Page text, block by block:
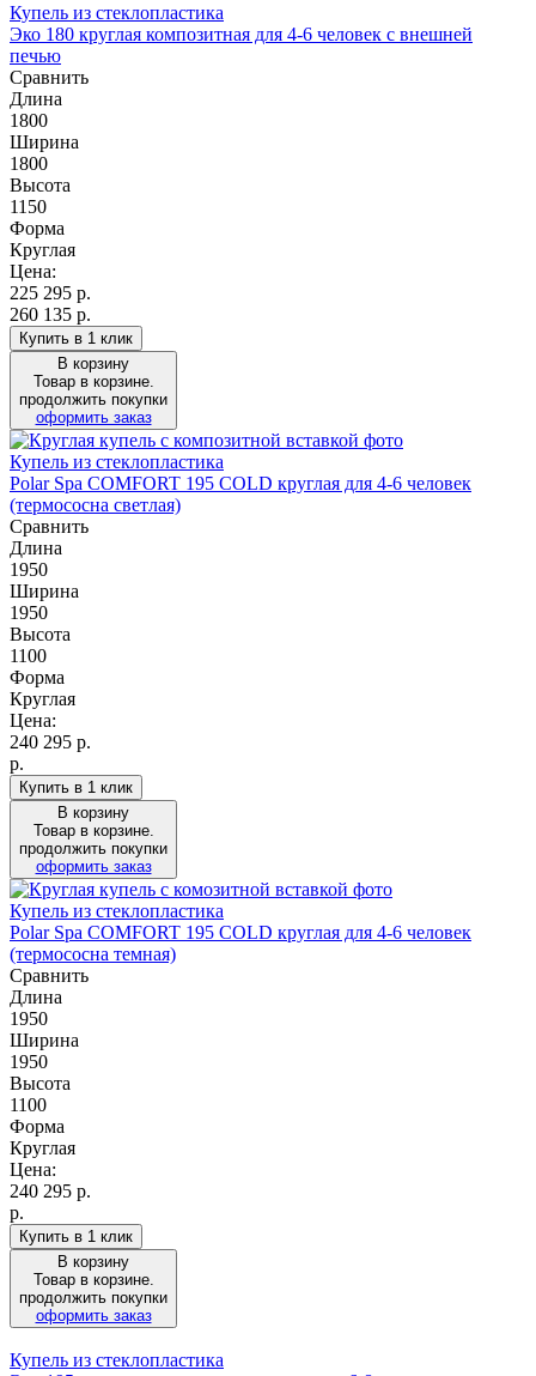
Купель из стеклопластика
Эко 180 круглая композитная для 4-6 человек с внешней
печью
Сравнить
Длина
1800
Ширина
1800
Высота
1150
Форма
Круглая
Цена:
225 295 р.
260 135 р.
Купить в 1 клик
В корзину
Товар в корзине.
продолжить покупки
оформить заказ
Купель из стеклопластика
Polar Spa COMFORT 195 COLD круглая для 4-6 человек
(термососна светлая)
Сравнить
Длина
1950
Ширина
1950
Высота
1100
Форма
Круглая
Цена:
240 295 р.
р.
Купить в 1 клик
В корзину
Товар в корзине.
продолжить покупки
оформить заказ
Купель из стеклопластика
Polar Spa COMFORT 195 COLD круглая для 4-6 человек
(термососна темная)
Сравнить
Длина
1950
Ширина
1950
Высота
1100
Форма
Круглая
Цена:
240 295 р.
р.
Купить в 1 клик
В корзину
Товар в корзине.
продолжить покупки
оформить заказ
Купель из стеклопластика